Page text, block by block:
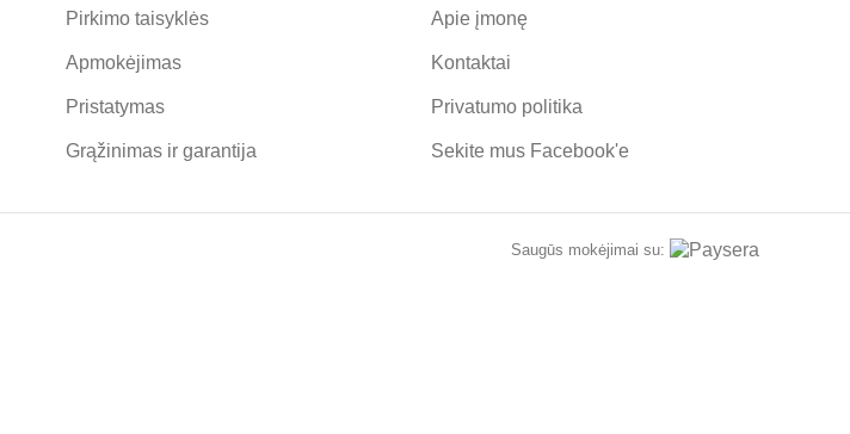
Pirkimo taisyklės
Apmokėjimas
Pristatymas
Grąžinimas ir garantija
Apie įmonę
Kontaktai
Privatumo politika
Sekite mus Facebook'e
Saugūs mokėjimai su: